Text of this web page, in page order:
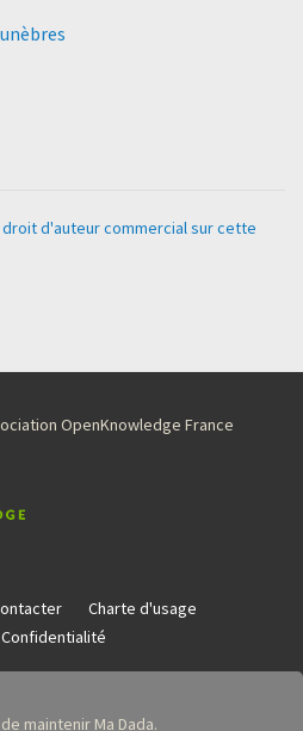
d'auteur commercial sur cette
OpenKnowledge France
Charte d'usage
maintenir Ma Dada.